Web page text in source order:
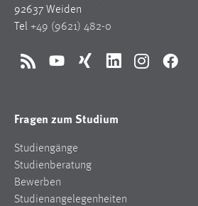
92637 Weiden
Tel +49 (9621) 482-0
RSS YouTubeXing LinkedInInstagram
Fragen zum Studium
Studiengänge
Studienberatung
Bewerben
Studienangelegenheiten